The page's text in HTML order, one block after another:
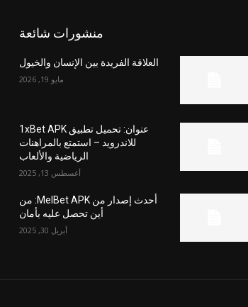
منشورات شائعة
العلاقة الفريدة بين الإنسان والخيول
مايو 19, 2026
عنوان: تحميل تطبيق 1xBet APK
للاندرويد – استمتع بالمراهنات
الرياضية والألعاب
أغسطس 13, 2025
أحدث إصدار من MelBet APK: من
أين تحصل عليه بأمان
أبريل 30, 2025